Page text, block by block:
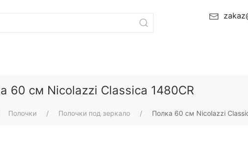
60 см Nicolazzi Classica 1480CR
Полочки Полочки под зеркало Полка 60 см Nicolazzi